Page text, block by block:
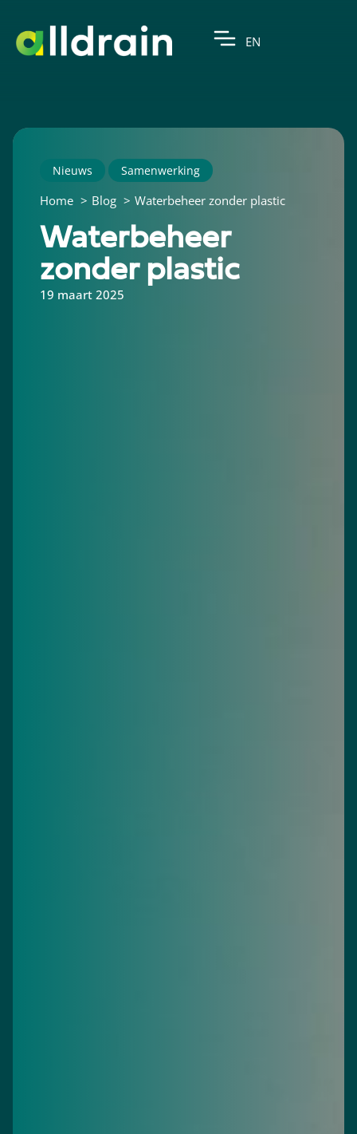
EN
Nieuws Samenwerking
Home Blog Waterbeheer zonder plastic
Waterbeheer
zonder plastic
19 maart 2025